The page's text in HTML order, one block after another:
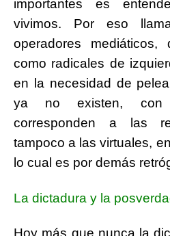
importantes es
vivimos. Por eso
operadores mediáticos,
como radicales de
en la necesidad de
ya no existen,
corresponden a las
tampoco a las virtuales,
lo cual es por demás
La dictadura y la
Hoy más que nunca la